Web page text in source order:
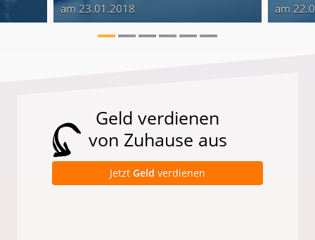
am 23.01.2018 am
Geld verdienen
von Zuhause aus
Jetzt Geld verdienen